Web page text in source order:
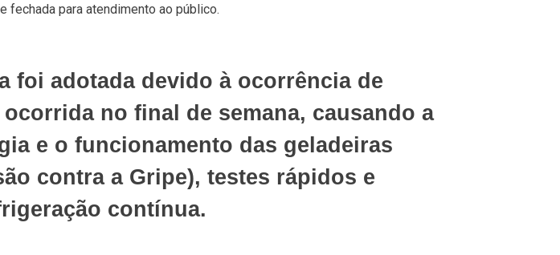
fechada para atendimento ao público.
foi adotada devido à ocorrência de
no final de semana, causando a
e o funcionamento das geladeiras
contra a Gripe), testes rápidos e
contínua.